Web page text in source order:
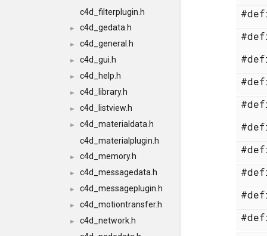
c4d_filterplugin.h
► c4d_gedata.h
► c4d_general.h
► c4d_gui.h
► c4d_help.h
► c4d_library.h
► c4d_listview.h
►
c4d_materialdata.h
c4d_materialplugin.h
► c4d_memory.h
► c4d_messagedata.h
► c4d_messageplugin.h
► c4d_motiontransfer.h
► c4d_network.h